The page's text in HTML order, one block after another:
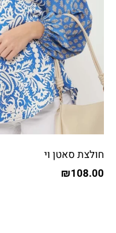
חולצת סאטן וי
₪108.00